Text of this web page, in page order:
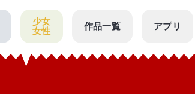
少女
女性
作品一覧 アプリ